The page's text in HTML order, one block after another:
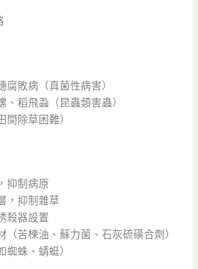
腐敗病（真菌性病害）
、稻飛蝨（昆蟲類害蟲）
間除草困難）
抑制病原
，抑制雜草
殺器設置
（苦楝油、蘇力菌、石灰硫磺合劑）
蜘蛛、蜻蜓）